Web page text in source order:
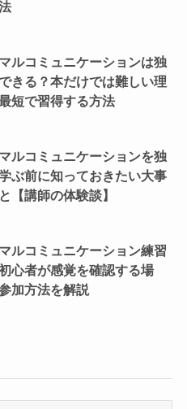
ルコミュニケーションは独
きる？本だけでは難しい理
短で習得する方法
ルコミュニケーションを独
ぶ前に知っておきたい大事
【講師の体験談】
ルコミュニケーション練習
心者が感覚を確認する場
加方法を解説